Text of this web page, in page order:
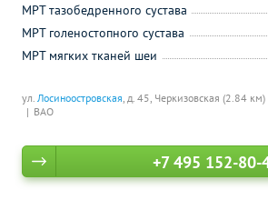
ул. Лосиноостровская, д. 45, Черкизовская (2.84 км)
ВАО
МРТ тазобедренного сустава
МРТ голеностопного сустава
МРТ мягких тканей шеи
+7 495 152-80-